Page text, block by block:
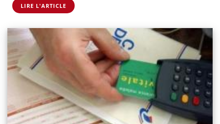
LIRE L'ARTICLE